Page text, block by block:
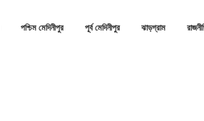
পশ্চিম মেদিনীপুর পূর্ব মেদিনীপুর ঝাড়গ্রাম